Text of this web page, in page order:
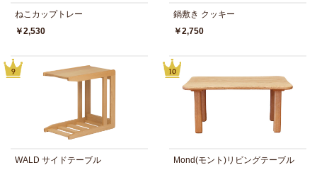
ねこカップトレー
￥2,530
鍋敷き クッキー
￥2,750
WALD サイドテーブル
Mond(モント)リビングテーブル